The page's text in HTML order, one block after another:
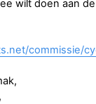
wilt doen aan
commissie/